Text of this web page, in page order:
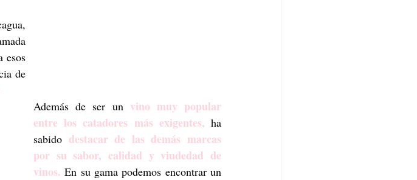
esos
de
Además de ser un vino muy popular
entre los catadores más exigentes, ha
sabido destacar de las demás marcas
por su sabor, calidad y viudedad de
vinos. En su gama podemos encontrar un